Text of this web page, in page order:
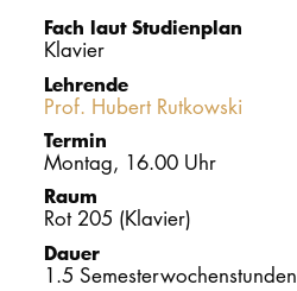
Fach laut Studienplan
Klavier
Lehrende
Prof. Hubert Rutkowski
Termin
Montag, 16.00 Uhr
Raum
Rot 205 (Klavier)
Dauer
1.5 Semesterwochenstunden